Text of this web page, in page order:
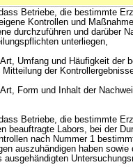
Betriebe, die bestimmte
Kontrollen und
durchzuführen und darüber
unterliegen,
Umfang und Häufigkeit der
der
Form und Inhalt der
Betriebe, die bestimmte
beauftragte Labors, bei der
nach Nummer 1
auszuhändigen haben
ausgehändigten